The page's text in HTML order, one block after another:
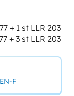
+ 1 st LLR 203
+ 3 st LLR 203
F